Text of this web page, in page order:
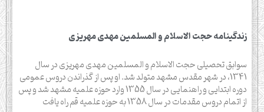
زندگينامه حجت الاسلام و المسلمین مهدی مهریزی
سوابق تحصیلی حجت الاسلام و المسلمین مهدى مهريزى در سال
1341، در شهر مقدس مشهد متولد شد. او پس از گذراندن دروس عمومى
دوره ابتدايى و راهنمايى در سال 1355 وارد حوزه علميه مشهد شد و پس
از اتمام دروس مقدمات در سال 1358 به حوزه علميه قم راه یافت